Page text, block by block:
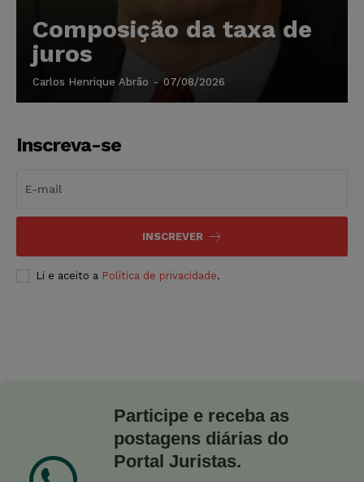
Composição da taxa de
juros
Carlos Henrique Abrão - 07/08/2026
Inscreva-se
INSCREVER
Li e aceito a Política de privacidade.
Participe e receba as
postagens diárias do
Portal Juristas.